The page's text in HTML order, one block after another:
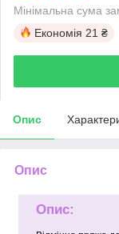
Мінімальна сума
Економія 21 ₴
Опис
Опис
Опис: